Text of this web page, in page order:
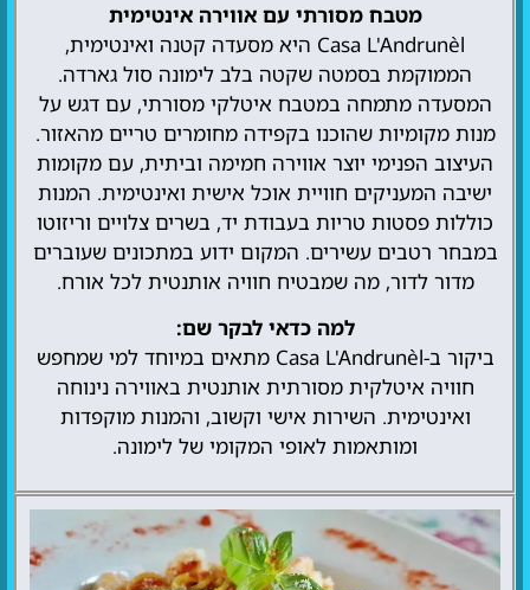
מטבח מסורתי עם אווירה אינטימית
Casa L'Andrunèl היא מסעדה קטנה ואינטימית,
הממוקמת בסמטה שקטה בלב לימונה סול גארדה.
המסעדה מתמחה במטבח איטלקי מסורתי, עם דגש על
מנות מקומיות שהוכנו בקפידה מחומרים טריים מהאזור.
העיצוב הפנימי יוצר אווירה חמימה וביתית, עם מקומות
ישיבה המעניקים חוויית אוכל אישית ואינטימית. המנות
כוללות פסטות טריות בעבודת יד, בשרים צלויים וריזוטו
במבחר רטבים עשירים. המקום ידוע במתכונים שעוברים
מדור לדור, מה שמבטיח חוויה אותנטית לכל אורח.
למה כדאי לבקר שם:
ביקור ב-Casa L'Andrunèl מתאים במיוחד למי שמחפש
חוויה איטלקית מסורתית אותנטית באווירה נינוחה
ואינטימית. השירות אישי וקשוב, והמנות מוקפדות
ומותאמות לאופי המקומי של לימונה.